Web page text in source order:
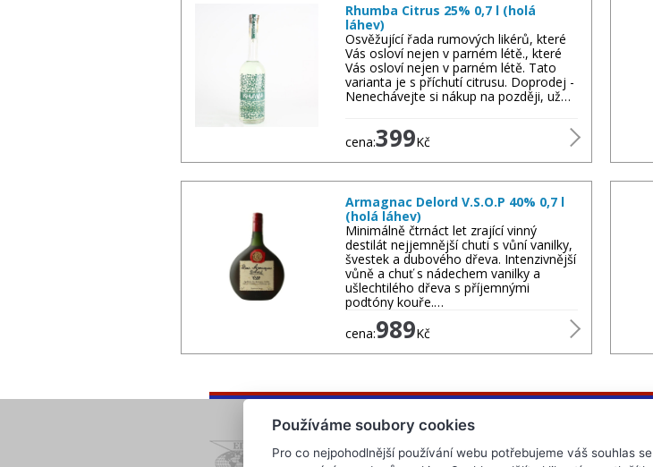
Rhumba Citrus 25% 0,7 l (holá
láhev)
Osvěžující řada rumových likérů, které
Vás osloví nejen v parném létě., které
Vás osloví nejen v parném létě. Tato
varianta je s příchutí citrusu. Doprodej -
Nenechávejte si nákup na později, už…
cena:399Kč
Armagnac Delord V.S.O.P 40% 0,7 l
(holá láhev)
Minimálně čtrnáct let zrající vinný
destilát nejjemnější chuti s vůní vanilky,
švestek a dubového dřeva. Intenzivnější
vůně a chuť s nádechem vanilky a
ušlechtilého dřeva s příjemnými
podtóny kouře.…
cena:989Kč
Používáme soubory cookies
Pro co nejpohodlnější používání webu potřebujeme váš souhlas se